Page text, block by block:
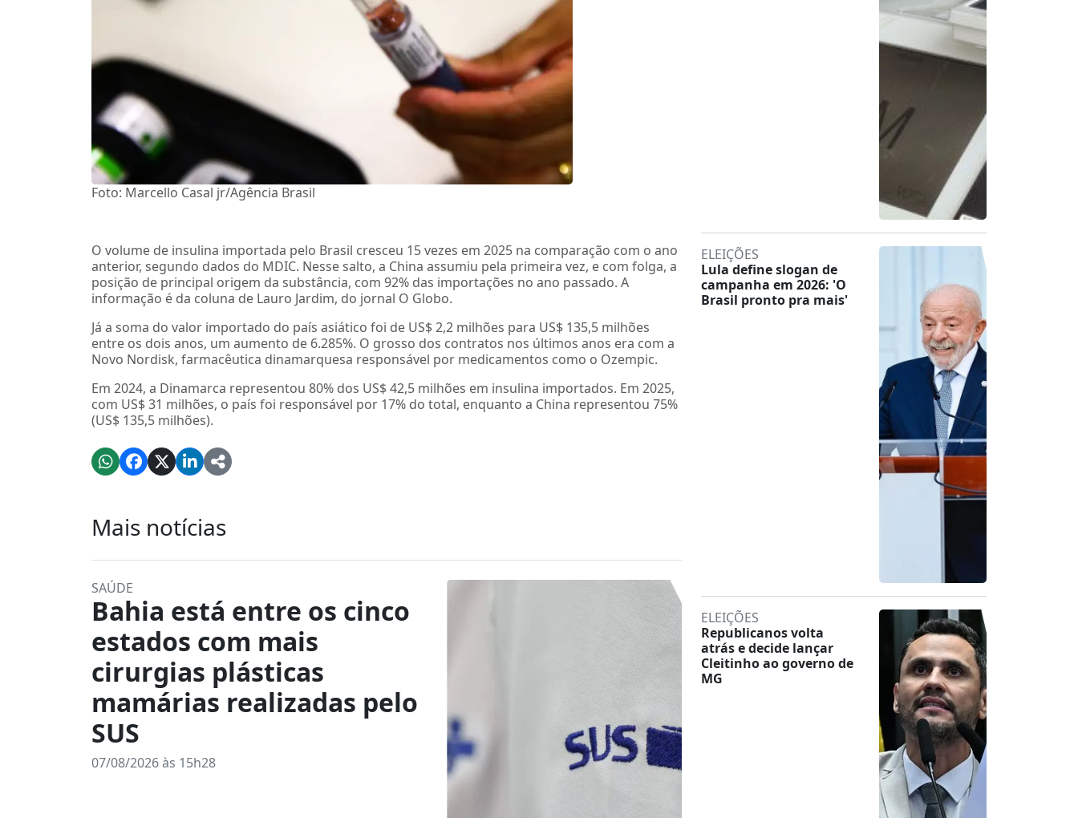
Foto: Marcello Casal jr/Agência Brasil
O volume de insulina importada pelo Brasil cresceu 15 vezes em 2025 na comparação com o ano
anterior, segundo dados do MDIC. Nesse salto, a China assumiu pela primeira vez, e com folga, a
posição de principal origem da substância, com 92% das importações no ano passado. A
informação é da coluna de Lauro Jardim, do jornal O Globo.
Já a soma do valor importado do país asiático foi de US$ 2,2 milhões para US$ 135,5 milhões
entre os dois anos, um aumento de 6.285%. O grosso dos contratos nos últimos anos era com a
Novo Nordisk, farmacêutica dinamarquesa responsável por medicamentos como o Ozempic.
Em 2024, a Dinamarca representou 80% dos US$ 42,5 milhões em insulina importados. Em 2025,
com US$ 31 milhões, o país foi responsável por 17% do total, enquanto a China representou 75%
(US$ 135,5 milhões).
Mais notícias
SAÚDE
Bahia está entre os cinco
estados com mais
cirurgias plásticas
mamárias realizadas pelo
SUS
07/08/2026 às 15h28
ELEIÇÕES
Lula define slogan de
campanha em 2026: 'O
Brasil pronto pra mais'
ELEIÇÕES
Republicanos volta
atrás e decide lançar
Cleitinho ao governo de
MG